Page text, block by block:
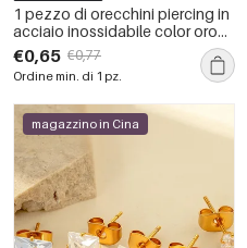
1 pezzo di orecchini piercing in
acciaio inossidabile color oro
impermeabile
€0,65 €0,77
Ordine min. di 1 pz.
magazzino in Cina